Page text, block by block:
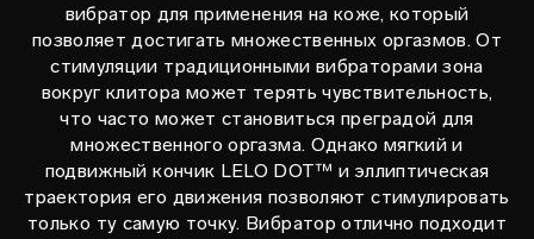
вибратор для применения на коже, который
позволяет достигать множественных оргазмов. От
стимуляции традиционными вибраторами зона
вокруг клитора может терять чувствительность,
что часто может становиться преградой для
множественного оргазма. Однако мягкий и
подвижный кончик LELO DOT™ и эллиптическая
траектория его движения позволяют стимулировать
только ту самую точку. Вибратор отлично подходит